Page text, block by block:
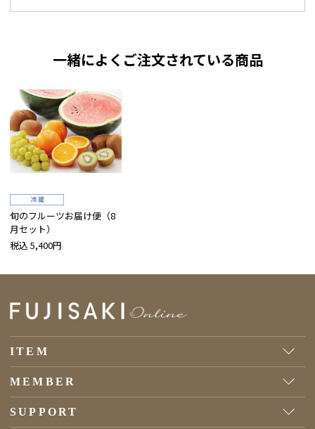
一緒によくご注文されている商品
旬のフルーツお届け便（8
月セット）
税込 5,400円
ITEM
MEMBER
SUPPORT